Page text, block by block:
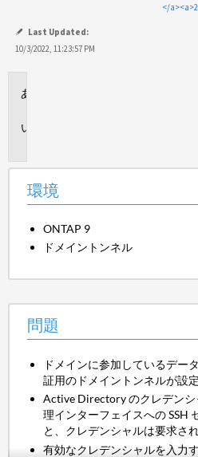
</
Last Updated:
10/3/2022, 11:23:57 PM
環境
ONTAP 9
ドメイントンネル
問題
ドメインに参加しているデー
証用のドメイントンネルが設
Active Directory のクレデン
理インターフェイスへの SSH
と、クレデンシャルは要求さ
有効なクレデンシャルを入力